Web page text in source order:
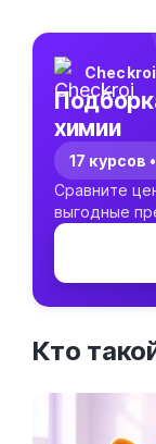
Checkroi
химии
17 курсов
Сравните
выгодные
Кто